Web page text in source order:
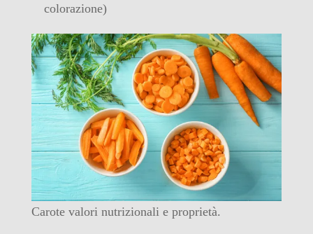
colorazione)
Carote valori nutrizionali e proprietà.